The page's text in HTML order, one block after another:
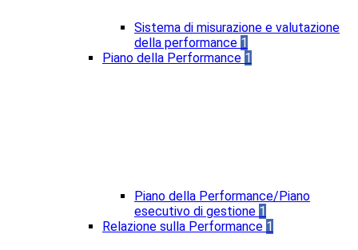
Sistema di misurazione e valutazione
della performance 1
Piano della Performance 1
Piano della Performance/Piano
esecutivo di gestione 1
Relazione sulla Performance 1